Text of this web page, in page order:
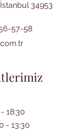
34953
57-58
18:30
- 13:30